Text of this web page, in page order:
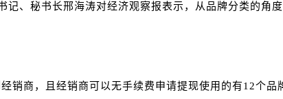
、秘书长邢海涛对经济观察报表示，从品牌分类的角
销商，且经销商可以无手续费申请提现使用的有12个